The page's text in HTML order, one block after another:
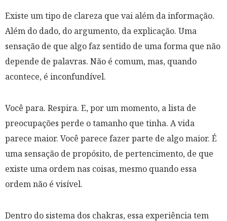
Existe um tipo de clareza que vai além da informação.
Além do dado, do argumento, da explicação. Uma
sensação de que algo faz sentido de uma forma que não
depende de palavras. Não é comum, mas, quando
acontece, é inconfundível.
Você para. Respira. E, por um momento, a lista de
preocupações perde o tamanho que tinha. A vida
parece maior. Você parece fazer parte de algo maior. É
uma sensação de propósito, de pertencimento, de que
existe uma ordem nas coisas, mesmo quando essa
ordem não é visível.
Dentro do sistema dos chakras, essa experiência tem